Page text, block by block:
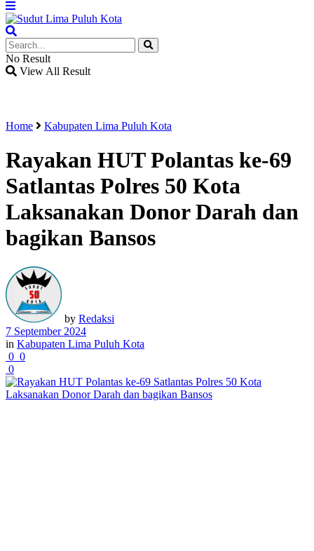
No Result
View All Result
Home Kabupaten Lima Puluh Kota
Rayakan HUT Polantas ke-69
Satlantas Polres 50 Kota
Laksanakan Donor Darah dan
bagikan Bansos
by Redaksi
7 September 2024
in Kabupaten Lima Puluh Kota
0 0
0